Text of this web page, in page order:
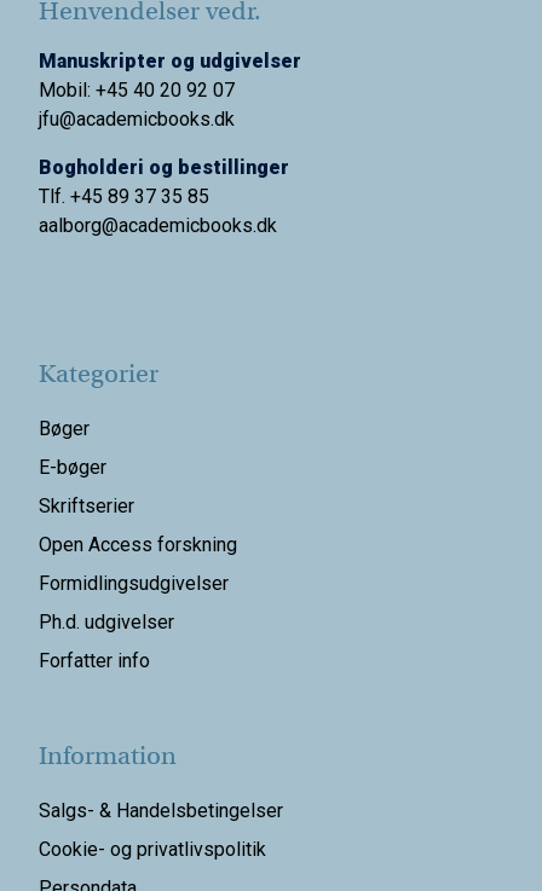
Henvendelser vedr.
Manuskripter og udgivelser
Mobil: +45 40 20 92 07
jfu@academicbooks.dk
Bogholderi og bestillinger
Tlf. +45 89 37 35 85
aalborg@academicbooks.dk
Kategorier
Bøger
E-bøger
Skriftserier
Open Access forskning
Formidlingsudgivelser
Ph.d. udgivelser
Forfatter info
Information
Salgs- & Handelsbetingelser
Cookie- og privatlivspolitik